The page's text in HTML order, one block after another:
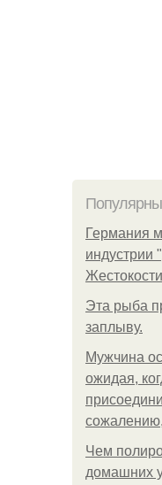
Германия
индустрии
Эта рыба
заплыву.
Мужчина
ожидая,
Чем
домашних